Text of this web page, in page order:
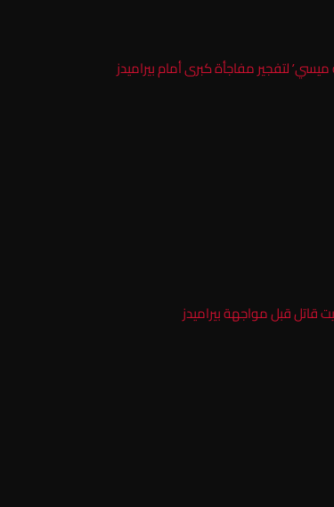
لتفجير مفاجأة كبرى أمام بيراميدز
قاتل قبل مواجهة بيراميدز